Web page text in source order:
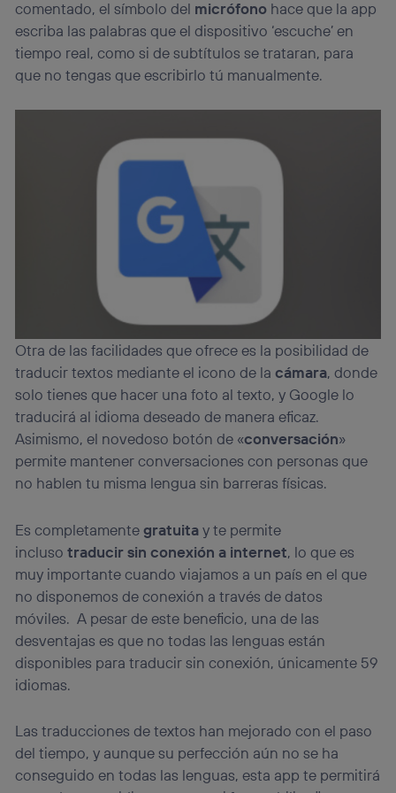
comentado, el símbolo del micrófono hace que la app
escriba las palabras que el dispositivo ‘escuche’ en
tiempo real, como si de subtítulos se trataran, para
que no tengas que escribirlo tú manualmente.
Otra de las facilidades que ofrece es la posibilidad de
traducir textos mediante el icono de lacámara, donde
solo tienes que hacer una foto al texto, y Google lo
traducirá al idioma deseado de manera eficaz.
Asimismo, el novedoso botón de «conversación»
permite mantener conversaciones con personas que
no hablen tu misma lengua sin barreras físicas.
Es completamentegratuitay te permite
incluso traducir sin conexión a internet, lo que es
muy importante cuando viajamos a un país en el que
no disponemos de conexión a través de datos
móviles. A pesar de este beneficio, una de las
desventajas es que no todas las lenguas están
disponibles para traducir sin conexión, únicamente 59
idiomas.
Las traducciones de textos han mejorado con el paso
del tiempo, y aunque su perfección aún no se ha
conseguido en todas las lenguas, esta app te permitirá
consienta el uso de la tecnología recibirá el mismo
identificador. Típicamente:
Si utilizas unaconexión de banda ancha(p. ej., Wi-Fi),
el marketing o análisis se realizará en función de las
actividades de navegación de los miembros del hogar
personalizado, ya que se basará únicamente en la
navegación del usuario del móvil.
Puedes gestionar los consentimientos Utiq seleccionando
“Administrar Utiq” en la parte inferior de esta página web o
portal de privacidad de Utiq
. Para más información, consulta
política de privacidad de Utiq.